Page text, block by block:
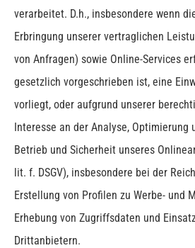
verarbeitet. D.h., insbesondere wenn
Erbringung unserer vertraglichen
von Anfragen) sowie Online-Services
gesetzlich vorgeschrieben ist, eine
vorliegt, oder aufgrund unserer
Interesse an der Analyse, Optimierung
Betrieb und Sicherheit unseres
lit. f. DSGV), insbesondere bei der
Erstellung von Profilen zu Werbe- und
Erhebung von Zugriffsdaten und
Drittanbietern.